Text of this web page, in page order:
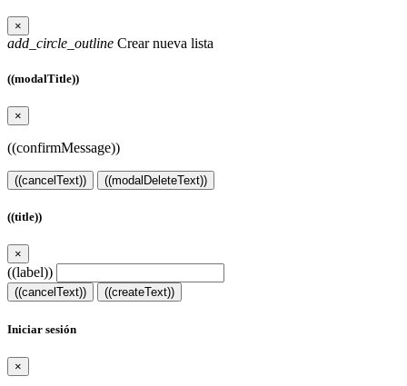
×
add_circle_outline Crear nueva lista
((modalTitle))
×
((confirmMessage))
((cancelText)) ((modalDeleteText))
((title))
×
((label))
((cancelText)) ((createText))
Iniciar sesión
×